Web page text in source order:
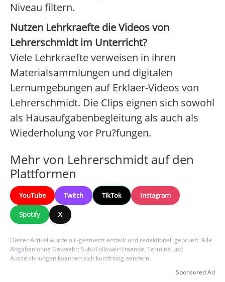
Niveau filtern.
Nutzen Lehrkraefte die Videos von
Lehrerschmidt im Unterricht?
Viele Lehrkraefte verweisen in ihren
Materialsammlungen und digitalen
Lernumgebungen auf Erklaer-Videos von
Lehrerschmidt. Die Clips eignen sich sowohl
als Hausaufgabenbegleitung als auch als
Wiederholung vor Pru?fungen.
Mehr von Lehrerschmidt auf den
Plattformen
YouTube Twitch TikTok Instagram
Spotify X
Dieser Artikel wurde a.i.-gestuetzt erstellt und redaktionell geprueft. Alle
Angaben ohne Gewaehr; Sub-/Follower-Staende, Termine und
Auszeichnungen koennen sich kurzfristig aendern.
Sponsored Ad